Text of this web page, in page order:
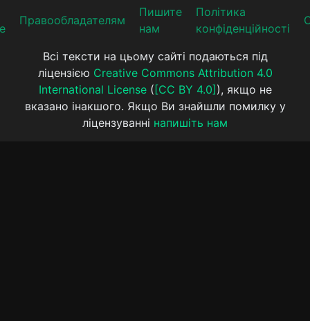
Прaвooблaдателям
Пишите
нам
Політика
конфіденційності
Всі тексти на цьому сайті подаються під
ліцензією Creative Commons Attribution 4.0
International License( [CC BY 4.0] ), якщо не
вказано інакшого. Якщо Ви знайшли помилку у
ліцензуванні напишіть нам